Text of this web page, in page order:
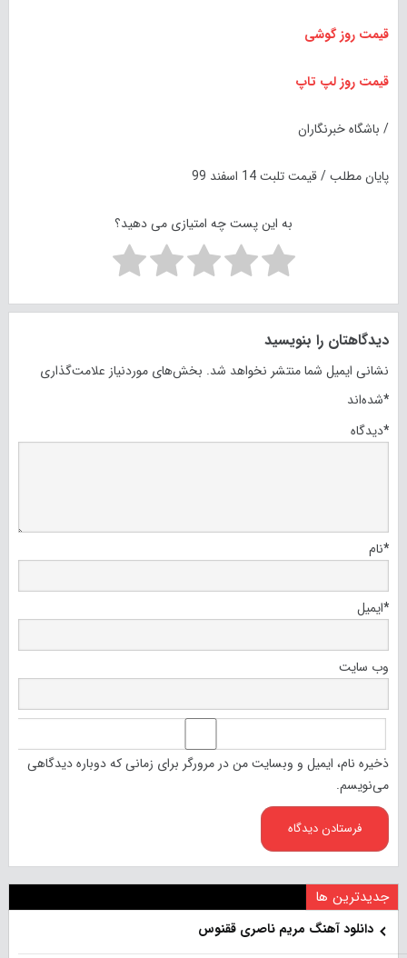
قیمت روز گوشی
قیمت روز لپ تاپ
/ باشگاه خبرنگاران
پایان مطلب / قیمت تلبت 14 اسفند 99
به این پست چه امتیازی می دهید؟
دیدگاهتان را بنویسید
نشانی ایمیل شما منتشر نخواهد شد. بخش‌های موردنیاز علامت‌گذاری
شده‌اند*
دیدگاه*
نام*
ایمیل*
وب‌ سایت
ذخیره نام، ایمیل و وبسایت من در مرورگر برای زمانی که دوباره دیدگاهی
می‌نویسم.
جدیدترین ها
دانلود آهنگ مریم ناصری ققنوس